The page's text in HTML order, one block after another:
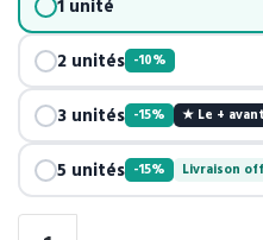
1 unité
2 unités -10%
3 unités -15% ★ Le +
5 unités -15% Livraison